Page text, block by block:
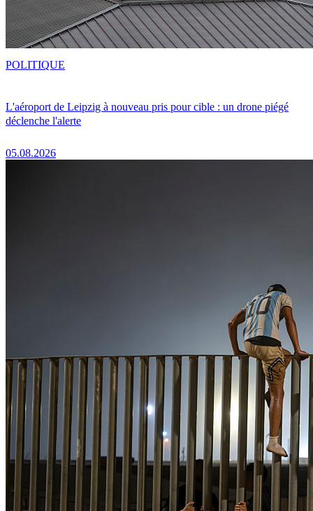
L'aéroport de Leipzig à nouveau pris pour cible : un drone piégé
déclenche l'alerte
05.08.2026
POLITIQUE